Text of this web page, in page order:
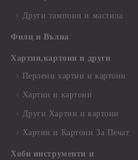
Други тампони и мастила
Филц и Вълна
Хартии,картони и други
Перлени хартии и картони
Хартии и картони
Други Хартии и картони
Хартии и Картони За Печат
Хоби инструменти и